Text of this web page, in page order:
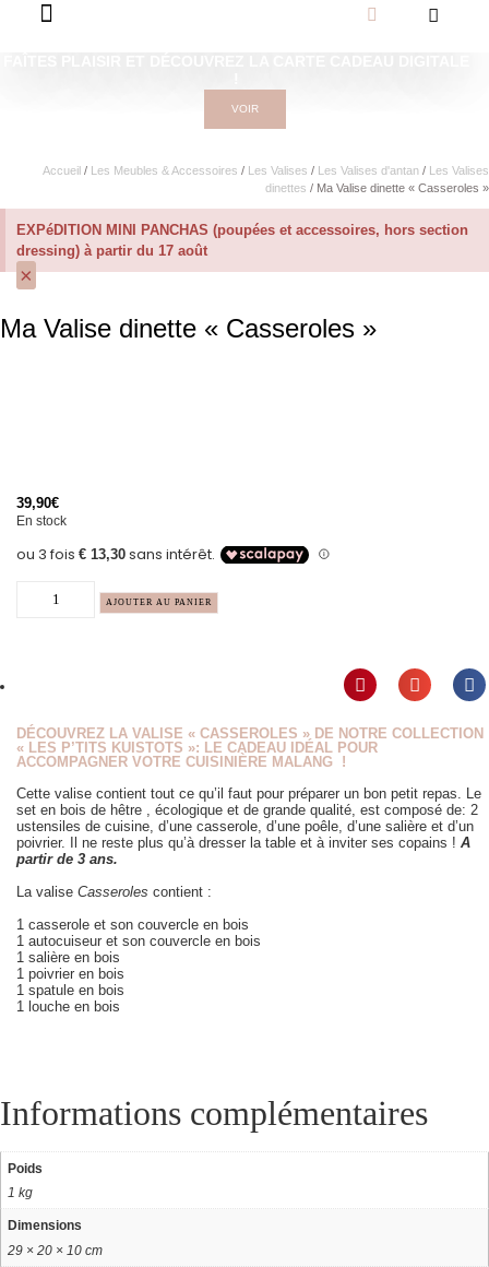
VOIR
Accueil / Les Meubles & Accessoires / Les Valises / Les Valises d'antan / Les Valises
dinettes / Ma Valise dinette « Casseroles »
EXPéDITION MINI PANCHAS (poupées et accessoires, hors section
dressing) à partir du 17 août
×
Ma Valise dinette « Casseroles »
39,90€
En stock
AJOUTER AU PANIER
DÉCOUVREZ LA VALISE « CASSEROLES » DE NOTRE COLLECTION
« LES P’TITS KUISTOTS »: LE CADEAU IDÉAL POUR
ACCOMPAGNER VOTRE CUISINIÈRE MALANG !
Cette valise contient tout ce qu’il faut pour préparer un bon petit repas. Le
set en bois de hêtre , écologique et de grande qualité, est composé de: 2
ustensiles de cuisine, d’une casserole, d’une poêle, d’une salière et d’un
poivrier. Il ne reste plus qu’à dresser la table et à inviter ses copains ! A
partir de 3 ans.
La valise Casseroles contient :
1 casserole et son couvercle en bois
1 autocuiseur et son couvercle en bois
1 salière en bois
1 poivrier en bois
1 spatule en bois
1 louche en bois
Informations complémentaires
Poids
1 kg
Dimensions
29 × 20 × 10 cm